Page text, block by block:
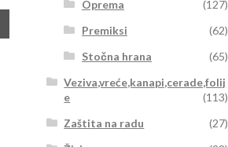
Oprema
(127)
Premiksi
(62)
Stočna hrana
(65)
Veziva,vreće,kanapi,cerade,folij
e
(113)
Zaštita na radu
(27)